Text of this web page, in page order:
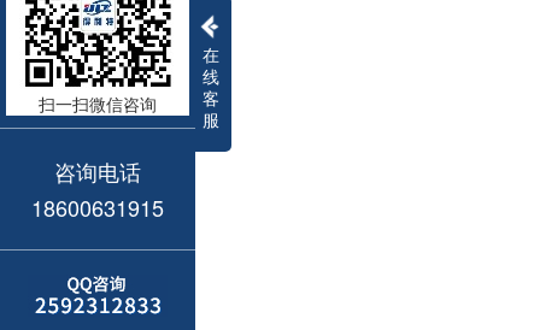
在
线
客
服
扫一扫微信咨询
咨询电话
18600631915